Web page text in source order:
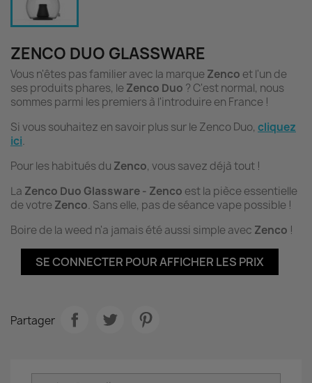
ZENCO DUO GLASSWARE
Vous n'êtes pas familier avec la marqueZenco et l'un de
ses produits phares, leZenco Duo ? C'est normal, nous
sommes parmi les premiers à l'introduire en France !
Si vous souhaitez en savoir plus sur le Zenco Duo, cliquez
ici.
Pour les habitués du Zenco, vous savez déjà tout !
La Zenco Duo Glassware - Zenco est la pièce essentielle
de votreZenco. Sans elle, pas de séance vape possible !
Boire de la weed n'a jamais été aussi simple avec Zenco !
SE CONNECTER POUR AFFICHER LES PRIX
Partager